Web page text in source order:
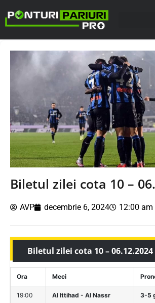
Biletul zilei cota 10 –
AVP decembrie 6, 2024 12:00 am
Biletul zilei cota 10 – 06.12.2024
Ora Meci
19:00 Al Ittihad - Al Nassr 3-5